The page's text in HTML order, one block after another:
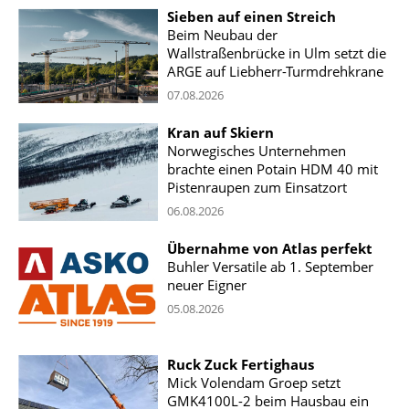
Sieben auf einen Streich
Beim Neubau der
Wallstraßenbrücke in Ulm setzt die
ARGE auf Liebherr-Turmdrehkrane
07.08.2026
Kran auf Skiern
Norwegisches Unternehmen
brachte einen Potain HDM 40 mit
Pistenraupen zum Einsatzort
06.08.2026
Übernahme von Atlas perfekt
Buhler Versatile ab 1. September
neuer Eigner
05.08.2026
Ruck Zuck Fertighaus
Mick Volendam Groep setzt
GMK4100L-2 beim Hausbau ein